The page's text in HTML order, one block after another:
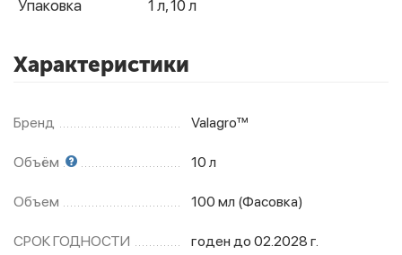
Упаковка 1 л, 10 л
Характеристики
Бренд Valagro™
Объём 10 л
Объем 100 мл (Фасовка)
СРОК ГОДНОСТИ годен до 02.2028 г.